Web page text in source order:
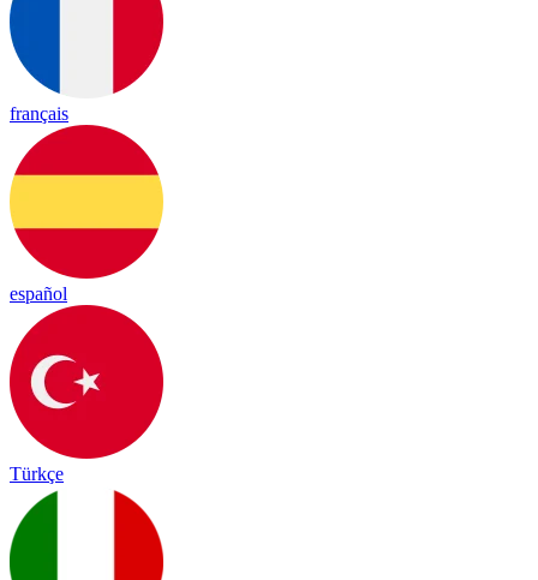
français
español
Türkçe